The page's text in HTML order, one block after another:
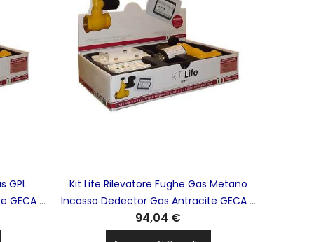
GPL
GECA -
Kit Life Rilevatore Fughe Gas Metano
Incasso Dedector Gas Antracite GECA -
36671121
94,04 €